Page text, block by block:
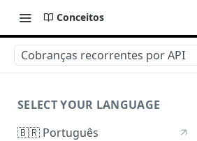
Conceitos
Cobranças recorrentes por API
SELECT YOUR LANGUAGE
🇧🇷 Português